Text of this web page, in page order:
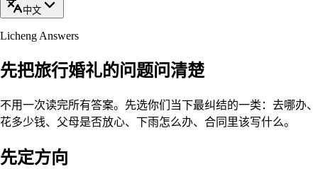
中文
Licheng Answers
先把旅行婚礼的问题问清楚
不用一次读完所有答案。先选你们当下最纠结的一类：去哪办、
花多少钱、父母是否放心、下雨怎么办、合同里该写什么。
先定方向